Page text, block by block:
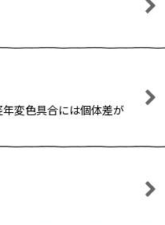
変色具合には個体差が